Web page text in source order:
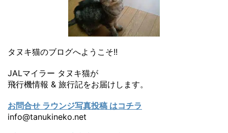
タヌキ猫のブログへようこそ!!
JALマイラー タヌキ猫が
飛行機情報 & 旅行記をお届けします。
お問合せ ラウンジ写真投稿 はコチラ
info@tanukineko.net